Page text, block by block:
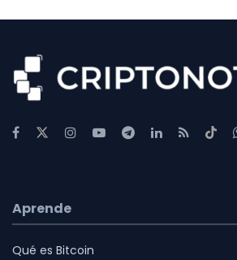
Aprende
Qué es Bitcoin